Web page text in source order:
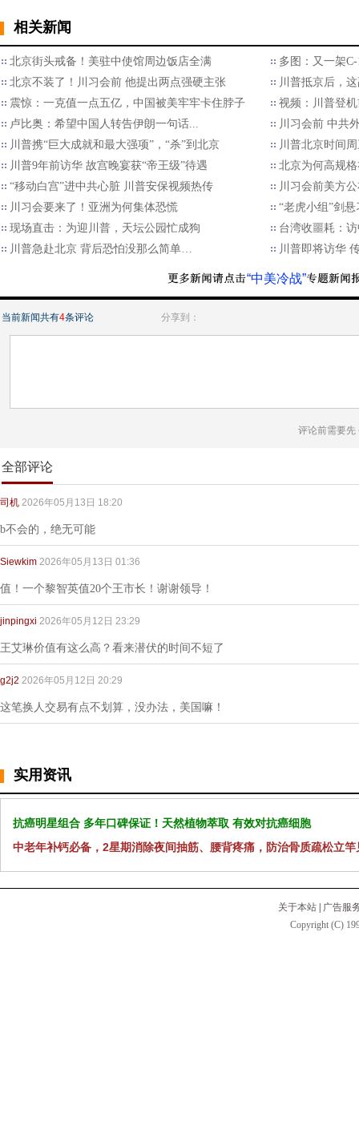
相关新闻
北京街头戒备！美驻中使馆周边饭店全满
多图：又一架
北京不装了！川习会前 他提出两点强硬主张
川普抵京后，
震惊：一克值一点五亿，中国被美牢牢卡住脖子
视频：川普登
卢比奥：希望中国人转告伊朗一句话...
川习会前 中共
川普携“巨大成就和最大强项”，“杀”到北京
川普北京时间
川普9年前访华 故宫晚宴获“帝王级”待遇
北京为何高规
“移动白宫”进中共心脏 川普安保视频热传
川习会前美方
川习会要来了！亚洲为何集体恐慌
“老虎小组”剑
现场直击：为迎川普，天坛公园忙成狗
台湾收噩耗：
川普急赴北京 背后恐怕没那么简单…
川普即将访华
“中美冷战”
当前新闻共有4条评论 分享到：
评论前需要先
全部评论
司机 2026年05月13日 18:20
b不会的，绝无可能
Siewkim 2026年05月13日 01:36
值！一个黎智英值20个王市长！谢谢领导！
jinpingxi 2026年05月12日 23:29
王艾琳价值有这么高？看来潜伏的时间不短了
g2j2 2026年05月12日 20:29
这笔换人交易有点不划算，没办法，美国嘛！
实用资讯
抗癌明星组合 多年口碑保证！天然植物萃取 有效对抗癌细胞
中老年补钙必备，2星期消除夜间抽筋、腰背疼痛，防治骨质疏松立竿
关于本站 | 广告服
Copyright (C)